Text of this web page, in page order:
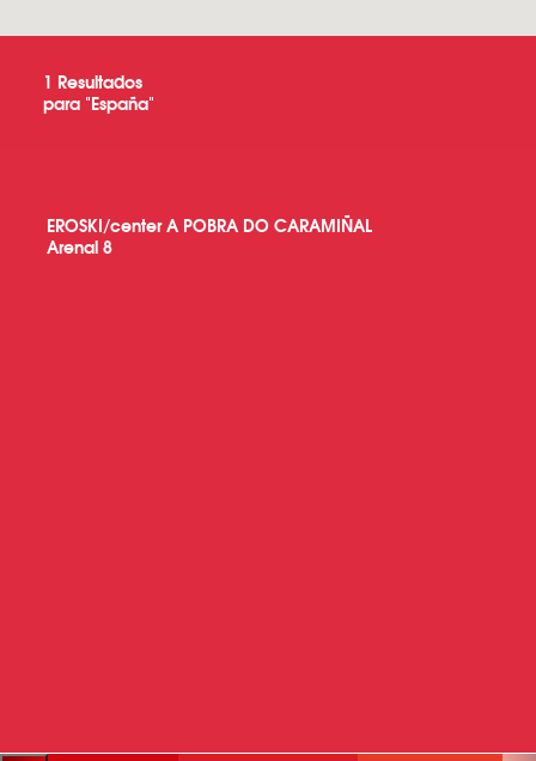
1 Resultados
para "España"
EROSKI/center A POBRA DO CARAMIÑAL
Arenal 8